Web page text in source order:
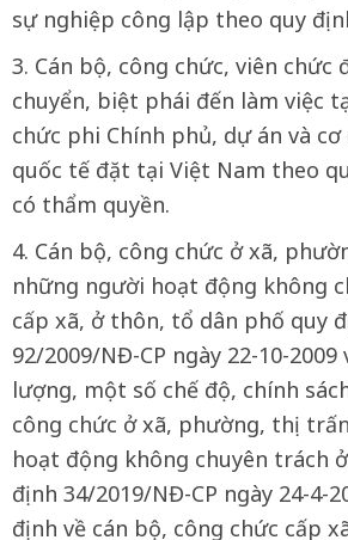
sự nghiệp công lập theo quy
3. Cán bộ, công chức, viên chức
chuyển, biệt phái đến làm việc
chức phi Chính phủ, dự án và
quốc tế đặt tại Việt Nam theo
có thẩm quyền.
4. Cán bộ, công chức ở xã,
những người hoạt động không
cấp xã, ở thôn, tổ dân phố quy
92/2009/NĐ-CP ngày 22-10-
lượng, một số chế độ, chính
công chức ở xã, phường, thị
hoạt động không chuyên trách
định 34/2019/NĐ-CP ngày 24-4-
định về cán bộ, công chức cấp